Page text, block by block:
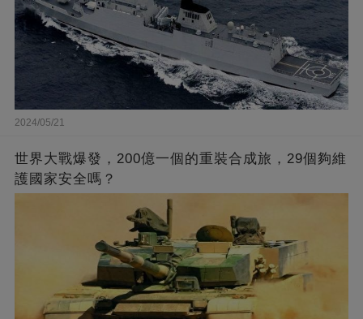
2024/05/21
世界大戰爆發，200億一個的重裝合成旅，29個夠維
護國家安全嗎？